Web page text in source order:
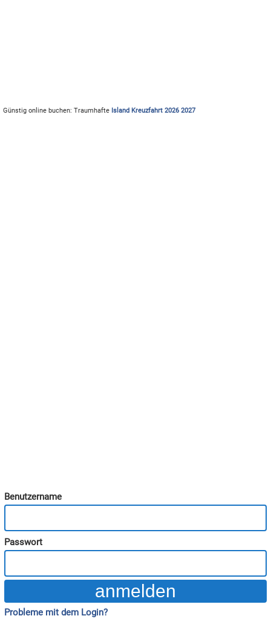
Günstig online buchen: Traumhafte Island Kreuzfahrt 2026 2027
Benutzername
Passwort
Probleme mit dem Login?